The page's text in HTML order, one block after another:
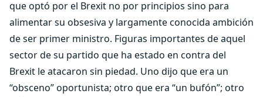
que optó por el Brexit no por principios sino para
alimentar su obsesiva y largamente conocida ambición
de ser primer ministro. Figuras importantes de aquel
sector de su partido que ha estado en contra del
Brexit le atacaron sin piedad. Uno dijo que era un
“obsceno” oportunista; otro que era “un bufón”; otro